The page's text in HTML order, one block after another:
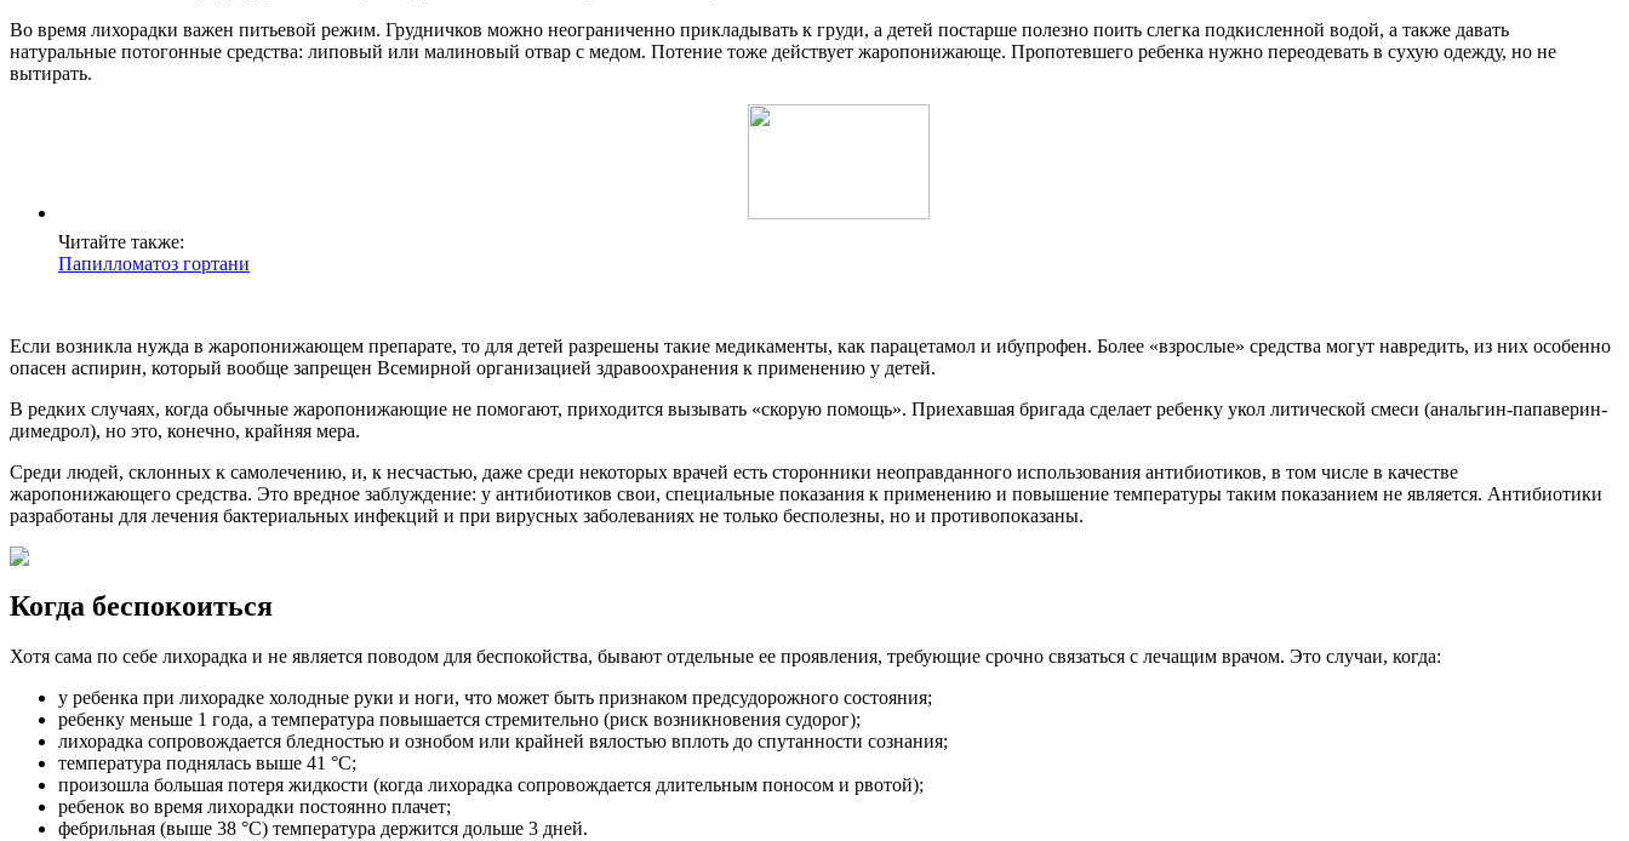
Во время лихорадки важен питьевой режим. Грудничков можно неограниченно прикладывать к груди, а детей постарше полезно поить слегка подкисленной водой, а также давать
натуральные потогонные средства: липовый или малиновый отвар с медом. Потение тоже действует жаропонижающе. Пропотевшего ребенка нужно переодевать в сухую одежду, но не
вытирать.
Читайте также:
Папилломатоз гортани
Если возникла нужда в жаропонижающем препарате, то для детей разрешены такие медикаменты, как парацетамол и ибупрофен. Более «взрослые» средства могут навредить, из них особенно
опасен аспирин, который вообще запрещен Всемирной организацией здравоохранения к применению у детей.
В редких случаях, когда обычные жаропонижающие не помогают, приходится вызывать «скорую помощь». Приехавшая бригада сделает ребенку укол литической смеси (анальгин-папаверин-
димедрол), но это, конечно, крайняя мера.
Среди людей, склонных к самолечению, и, к несчастью, даже среди некоторых врачей есть сторонники неоправданного использования антибиотиков, в том числе в качестве
жаропонижающего средства. Это вредное заблуждение: у антибиотиков свои, специальные показания к применению и повышение температуры таким показанием не является. Антибиотики
разработаны для лечения бактериальных инфекций и при вирусных заболеваниях не только бесполезны, но и противопоказаны.
Когда беспокоиться
Хотя сама по себе лихорадка и не является поводом для беспокойства, бывают отдельные ее проявления, требующие срочно связаться с лечащим врачом. Это случаи, когда:
у ребенка при лихорадке холодные руки и ноги, что может быть признаком предсудорожного состояния;
ребенку меньше 1 года, а температура повышается стремительно (риск возникновения судорог);
лихорадка сопровождается бледностью и ознобом или крайней вялостью вплоть до спутанности сознания;
температура поднялась выше 41 °C;
произошла большая потеря жидкости (когда лихорадка сопровождается длительным поносом и рвотой);
ребенок во время лихорадки постоянно плачет;
фебрильная (выше 38 °C) температура держится дольше 3 дней.